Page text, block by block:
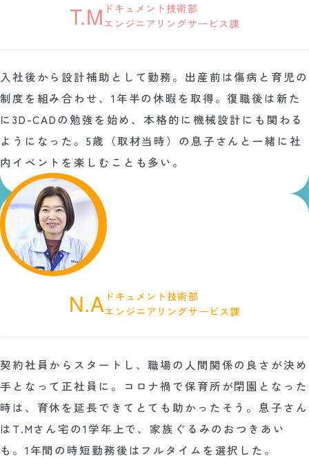
T.M ドキュメント技術部
エンジニアリングサービス課
入社後から設計補助として勤務。出産前は傷病と育児の
制度を組み合わせ、1年半の休暇を取得。復職後は新た
に3D-CADの勉強を始め、本格的に機械設計にも関わる
ようになった。5歳（取材当時）の息子さんと一緒に社
内イベントを楽しむことも多い。
N.A ドキュメント技術部
エンジニアリングサービス課
契約社員からスタートし、職場の人間関係の良さが決め
手となって正社員に。コロナ禍で保育所が閉園となった
時は、育休を延長できてとても助かったそう。息子さん
はT.Mさん宅の1学年上で、家族ぐるみのおつきあい
も。1年間の時短勤務後はフルタイムを選択した。